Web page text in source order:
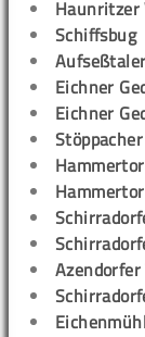
Haunritzer
Schiffsbug
Eichner
Eichner